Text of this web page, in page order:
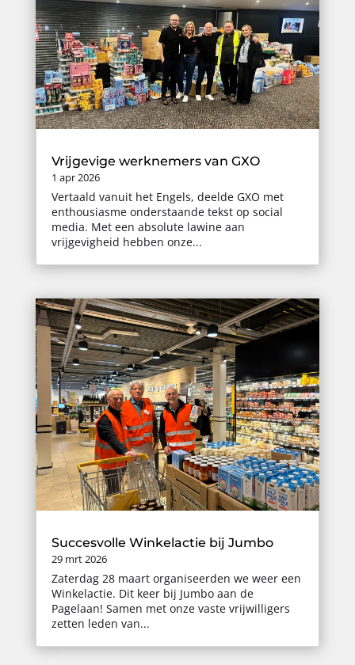
Vrijgevige werknemers van GXO
1 apr 2026
Vertaald vanuit het Engels, deelde GXO met
enthousiasme onderstaande tekst op social
media. Met een absolute lawine aan
vrijgevigheid hebben onze...
Succesvolle Winkelactie bij Jumbo
29 mrt 2026
Zaterdag 28 maart organiseerden we weer een
Winkelactie. Dit keer bij Jumbo aan de
Pagelaan! Samen met onze vaste vrijwilligers
zetten leden van...